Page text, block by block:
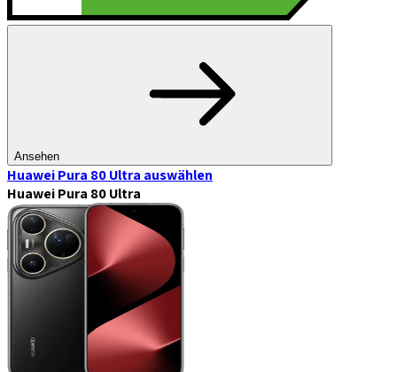
Ansehen
Huawei Pura 80 Ultra auswählen
Huawei Pura 80 Ultra